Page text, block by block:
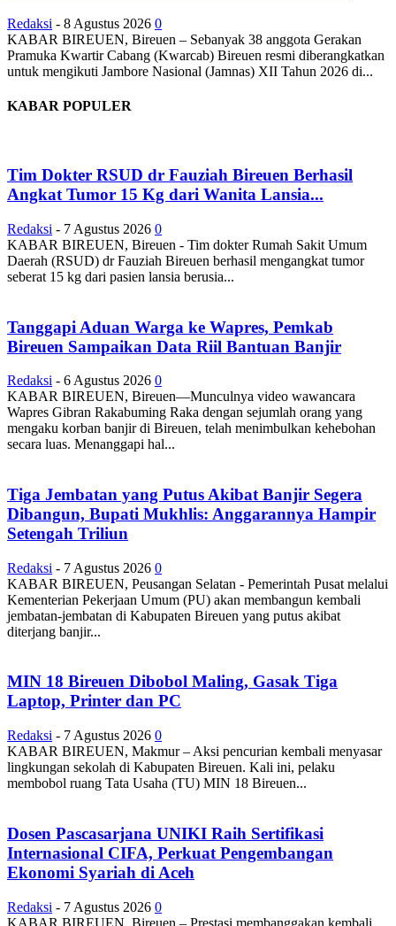
Redaksi - 8 Agustus 2026 0
KABAR BIREUEN, Bireuen – Sebanyak 38 anggota Gerakan
Pramuka Kwartir Cabang (Kwarcab) Bireuen resmi diberangkatkan
untuk mengikuti Jambore Nasional (Jamnas) XII Tahun 2026 di...
KABAR POPULER
Tim Dokter RSUD dr Fauziah Bireuen Berhasil
Angkat Tumor 15 Kg dari Wanita Lansia...
Redaksi - 7 Agustus 2026 0
KABAR BIREUEN, Bireuen - Tim dokter Rumah Sakit Umum
Daerah (RSUD) dr Fauziah Bireuen berhasil mengangkat tumor
seberat 15 kg dari pasien lansia berusia...
Tanggapi Aduan Warga ke Wapres, Pemkab
Bireuen Sampaikan Data Riil Bantuan Banjir
Redaksi - 6 Agustus 2026 0
KABAR BIREUEN, Bireuen—Munculnya video wawancara
Wapres Gibran Rakabuming Raka dengan sejumlah orang yang
mengaku korban banjir di Bireuen, telah menimbulkan kehebohan
secara luas. Menanggapi hal...
Tiga Jembatan yang Putus Akibat Banjir Segera
Dibangun, Bupati Mukhlis: Anggarannya Hampir
Setengah Triliun
Redaksi - 7 Agustus 2026 0
KABAR BIREUEN, Peusangan Selatan - Pemerintah Pusat melalui
Kementerian Pekerjaan Umum (PU) akan membangun kembali
jembatan-jembatan di Kabupaten Bireuen yang putus akibat
diterjang banjir...
MIN 18 Bireuen Dibobol Maling, Gasak Tiga
Laptop, Printer dan PC
Redaksi - 7 Agustus 2026 0
KABAR BIREUEN, Makmur – Aksi pencurian kembali menyasar
lingkungan sekolah di Kabupaten Bireuen. Kali ini, pelaku
membobol ruang Tata Usaha (TU) MIN 18 Bireuen...
Dosen Pascasarjana UNIKI Raih Sertifikasi
Internasional CIFA, Perkuat Pengembangan
Ekonomi Syariah di Aceh
Redaksi - 7 Agustus 2026 0
KABAR BIREUEN, Bireuen – Prestasi membanggakan kembali